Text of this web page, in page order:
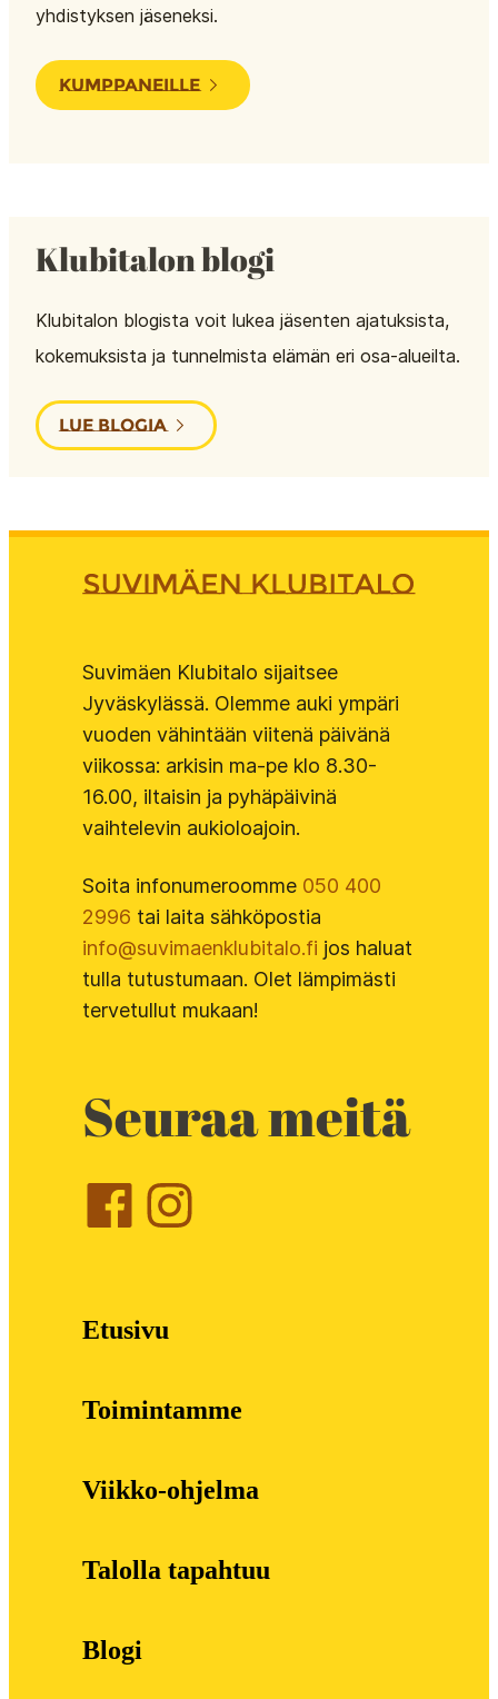
yhdistyksen jäseneksi.
KUMPPANEILLE
Klubitalon blogi
Klubitalon blogista voit lukea jäsenten ajatuksista,
kokemuksista ja tunnelmista elämän eri osa-alueilta.
LUE BLOGIA
Suvimäen Klubitalo sijaitsee
Jyväskylässä. Olemme auki ympäri
vuoden vähintään viitenä päivänä
viikossa: arkisin ma-pe klo 8.30-
16.00, iltaisin ja pyhäpäivinä
vaihtelevin aukioloajoin.
Soita infonumeroomme 050 400
2996 tai laita sähköpostia
info@suvimaenklubitalo.fi jos haluat
tulla tutustumaan. Olet lämpimästi
tervetullut mukaan!
Seuraa meitä
Etusivu
Toimintamme
Viikko-ohjelma
Talolla tapahtuu
Blogi